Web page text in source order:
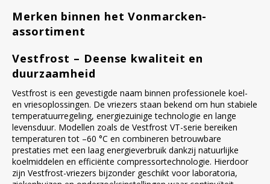
Merken binnen het Vonmarcken-
assortiment
Vestfrost – Deense kwaliteit en
duurzaamheid
Vestfrost is een gevestigde naam binnen professionele koel-
en vriesoplossingen. De vriezers staan bekend om hun stabiele
temperatuurregeling, energiezuinige technologie en lange
levensduur. Modellen zoals de Vestfrost VT-serie bereiken
temperaturen tot –60 °C en combineren betrouwbare
prestaties met een laag energieverbruik dankzij natuurlijke
koelmiddelen en efficiënte compressortechnologie. Hierdoor
zijn Vestfrost-vriezers bijzonder geschikt voor laboratoria,